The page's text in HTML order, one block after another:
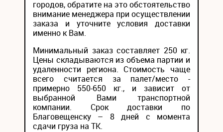
городов, обратите на это обстоятельство
внимание менеджера при осуществлении
заказа и уточните условия доставки
именно к Вам.
Минимальный заказ составляет 250 кг.
Цены складываются из объема партии и
удаленности региона. Стоимость чаще
всего считается за палет/место -
примерно 550-650 кг., и зависит от
выбранной Вами транспортной
компании. Срок доставки по
Благовещенску – 8 дней с момента
сдачи груза на ТК.